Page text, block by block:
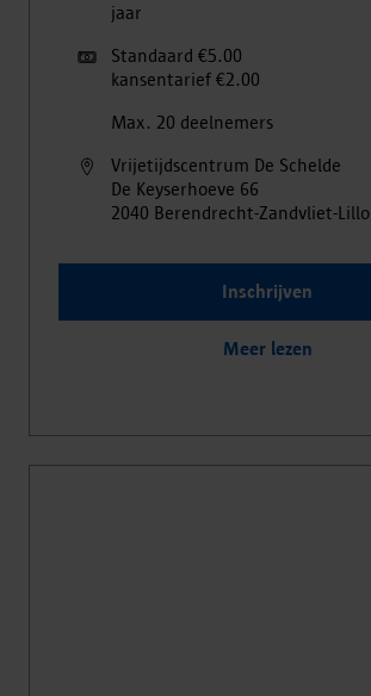
jaar
Standaard €5.00
kansentarief €2.00
Max. 20 deelnemers
Vrijetijdscentrum De Schelde
De Keyserhoeve 66
2040 Berendrecht-Zandvliet-Lillo
Inschrijven
Meer lezen